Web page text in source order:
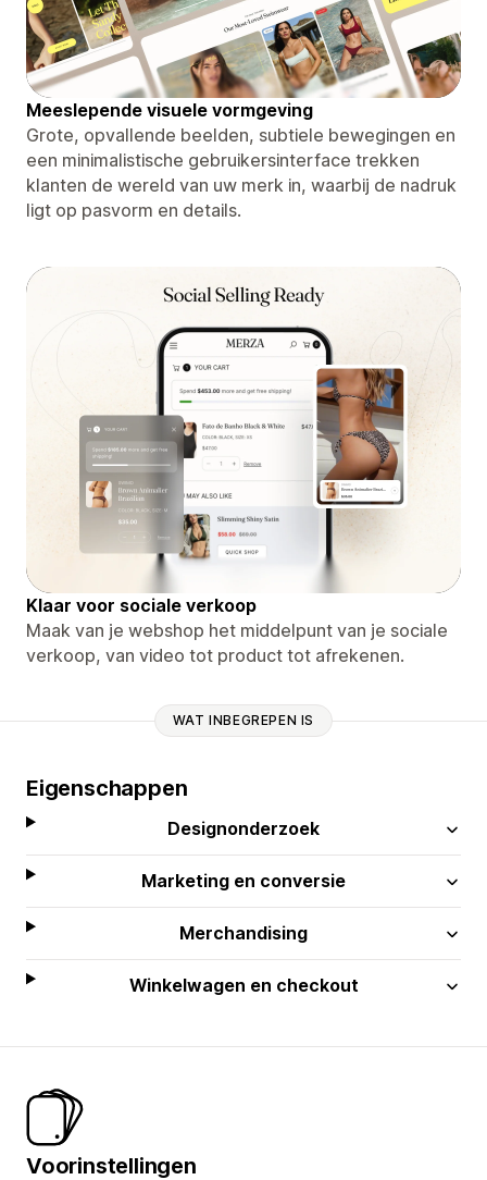
Meeslepende visuele vormgeving
Grote, opvallende beelden, subtiele bewegingen en
een minimalistische gebruikersinterface trekken
klanten de wereld van uw merk in, waarbij de nadruk
ligt op pasvorm en details.
Klaar voor sociale verkoop
Maak van je webshop het middelpunt van je sociale
verkoop, van video tot product tot afrekenen.
WAT INBEGREPEN IS
Eigenschappen
Designonderzoek
Marketing en conversie
Merchandising
Winkelwagen en checkout
Voorinstellingen